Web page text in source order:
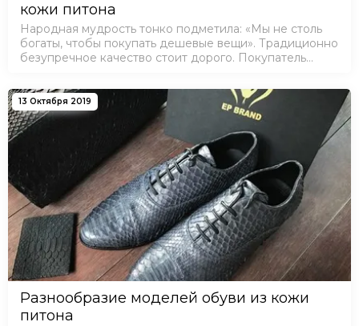
кожи питона
Народная мудрость тонко подметила: «Мы не столь
богаты, чтобы покупать дешевые вещи». Традиционно
безупречное качество стоит дорого. Покупатель
долго радовать. Изделия и…
13 Октября 2019
Разнообразие моделей обуви из кожи
питона